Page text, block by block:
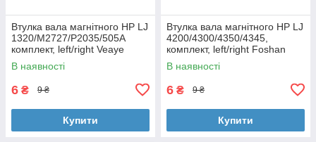
Втулка вала магнітного HP LJ
1320/M2727/P2035/505A
комплект, left/right Veaye
(BSHMR-505U-VE)
В наявності
6 ₴ 9 ₴
Купити
Втулка вала магнітного HP LJ
4200/4300/4350/4345,
комплект, left/right Foshan
(MAG-1338A-BSH-Foshan)
В наявності
6 ₴ 9 ₴
Купити